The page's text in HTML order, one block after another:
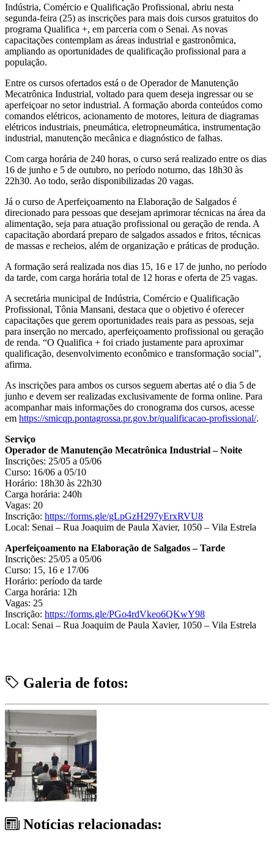
Indústria, Comércio e Qualificação Profissional, abriu nesta
segunda-feira (25) as inscrições para mais dois cursos gratuitos do
programa Qualifica +, em parceria com o Senai. As novas
capacitações contemplam as áreas industrial e gastronômica,
ampliando as oportunidades de qualificação profissional para a
população.
Entre os cursos ofertados está o de Operador de Manutenção
Mecatrônica Industrial, voltado para quem deseja ingressar ou se
aperfeiçoar no setor industrial. A formação aborda conteúdos como
comandos elétricos, acionamento de motores, leitura de diagramas
elétricos industriais, pneumática, eletropneumática, instrumentação
industrial, manutenção mecânica e diagnóstico de falhas.
Com carga horária de 240 horas, o curso será realizado entre os dias
16 de junho e 5 de outubro, no período noturno, das 18h30 às
22h30. Ao todo, serão disponibilizadas 20 vagas.
Já o curso de Aperfeiçoamento na Elaboração de Salgados é
direcionado para pessoas que desejam aprimorar técnicas na área da
alimentação, seja para atuação profissional ou geração de renda. A
capacitação abordará preparo de salgados assados e fritos, técnicas
de massas e recheios, além de organização e práticas de produção.
A formação será realizada nos dias 15, 16 e 17 de junho, no período
da tarde, com carga horária total de 12 horas e oferta de 25 vagas.
A secretária municipal de Indústria, Comércio e Qualificação
Profissional, Tônia Mansani, destaca que o objetivo é oferecer
capacitações que gerem oportunidades reais para as pessoas, seja
para inserção no mercado, aperfeiçoamento profissional ou geração
de renda. “O Qualifica + foi criado justamente para aproximar
qualificação, desenvolvimento econômico e transformação social”,
afirma.
As inscrições para ambos os cursos seguem abertas até o dia 5 de
junho e devem ser realizadas exclusivamente de forma online. Para
acompanhar mais informações do cronograma dos cursos, acesse
em https://smicqp.pontagrossa.pr.gov.br/qualificacao-profissional/.
Serviço
Operador de Manutenção Mecatrônica Industrial – Noite
Inscrições: 25/05 a 05/06
Curso: 16/06 a 05/10
Horário: 18h30 às 22h30
Carga horária: 240h
Vagas: 20
Inscrição: https://forms.gle/gLpGzH297yErxRVU8
Local: Senai – Rua Joaquim de Paula Xavier, 1050 – Vila Estrela
Aperfeiçoamento na Elaboração de Salgados – Tarde
Inscrições: 25/05 a 05/06
Curso: 15, 16 e 17/06
Horário: período da tarde
Carga horária: 12h
Vagas: 25
Inscrição: https://forms.gle/PGo4rdVkeo6QKwY98
Local: Senai – Rua Joaquim de Paula Xavier, 1050 – Vila Estrela
Galeria de fotos:
Notícias relacionadas: